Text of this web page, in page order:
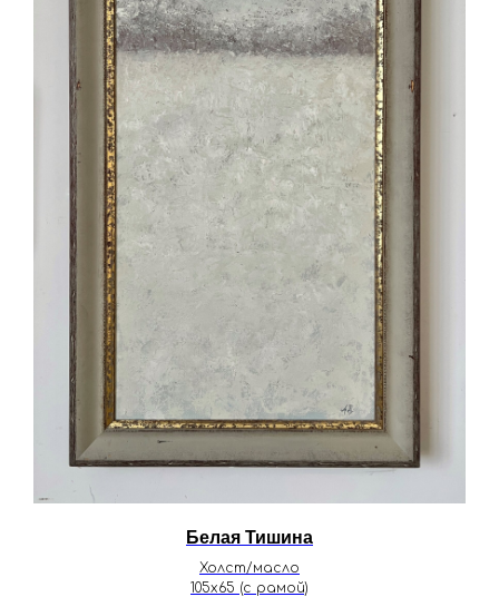
Белая Тишина
Холст/масло
105х65 (с рамой)